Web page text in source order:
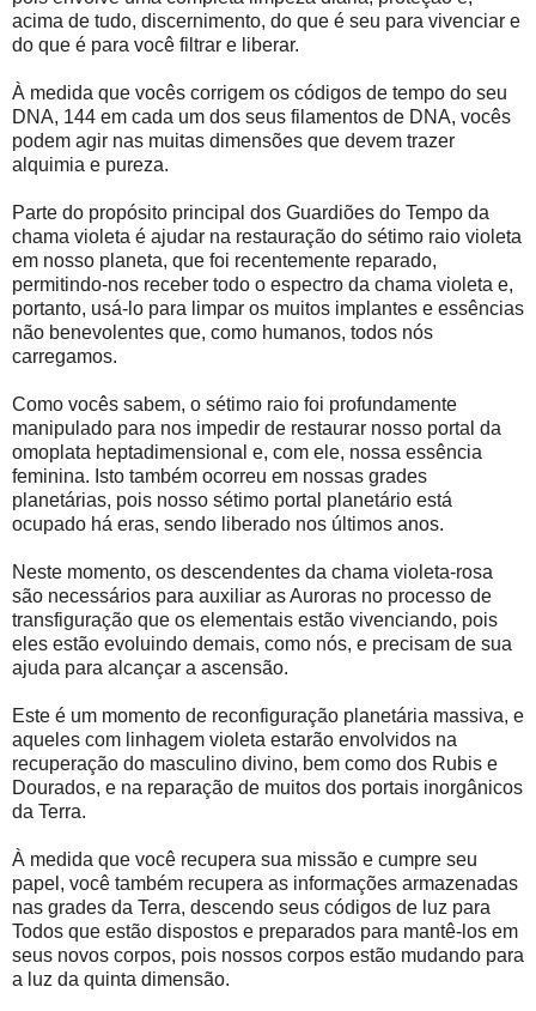
acima de tudo, discernimento, do que é seu para vivenciar e
do que é para você filtrar e liberar.
À medida que vocês corrigem os códigos de tempo do seu
DNA, 144 em cada um dos seus filamentos de DNA, vocês
podem agir nas muitas dimensões que devem trazer
alquimia e pureza.
Parte do propósito principal dos Guardiões do Tempo da
chama violeta é ajudar na restauração do sétimo raio violeta
em nosso planeta, que foi recentemente reparado,
permitindo-nos receber todo o espectro da chama violeta e,
portanto, usá-lo para limpar os muitos implantes e essências
não benevolentes que, como humanos, todos nós
carregamos.
Como vocês sabem, o sétimo raio foi profundamente
manipulado para nos impedir de restaurar nosso portal da
omoplata heptadimensional e, com ele, nossa essência
feminina. Isto também ocorreu em nossas grades
planetárias, pois nosso sétimo portal planetário está
ocupado há eras, sendo liberado nos últimos anos.
Neste momento, os descendentes da chama violeta-rosa
são necessários para auxiliar as Auroras no processo de
transfiguração que os elementais estão vivenciando, pois
eles estão evoluindo demais, como nós, e precisam de sua
ajuda para alcançar a ascensão.
Este é um momento de reconfiguração planetária massiva, e
aqueles com linhagem violeta estarão envolvidos na
recuperação do masculino divino, bem como dos Rubis e
Dourados, e na reparação de muitos dos portais inorgânicos
da Terra.
À medida que você recupera sua missão e cumpre seu
papel, você também recupera as informações armazenadas
nas grades da Terra, descendo seus códigos de luz para
Todos que estão dispostos e preparados para mantê-los em
seus novos corpos, pois nossos corpos estão mudando para
a luz da quinta dimensão.